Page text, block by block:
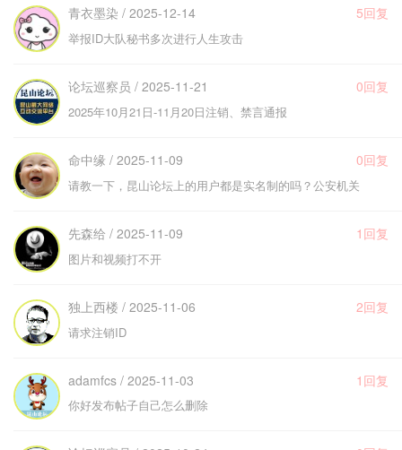
青衣墨染 / 2025-12-14 5回复
举报ID大队秘书多次进行人生攻击
论坛巡察员 / 2025-11-21 0回复
2025年10月21日-11月20日注销、禁言通报
命中缘 / 2025-11-09 0回复
请教一下，昆山论坛上的用户都是实名制的吗？公安机关
先森给 / 2025-11-09 1回复
图片和视频打不开
独上西楼 / 2025-11-06 2回复
请求注销ID
adamfcs / 2025-11-03 1回复
你好发布帖子自己怎么删除